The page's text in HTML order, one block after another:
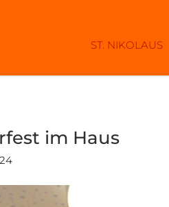
ST. NIKOLAUS
im Haus